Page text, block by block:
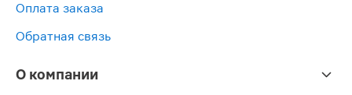
Оплата заказа
Обратная связь
О компании